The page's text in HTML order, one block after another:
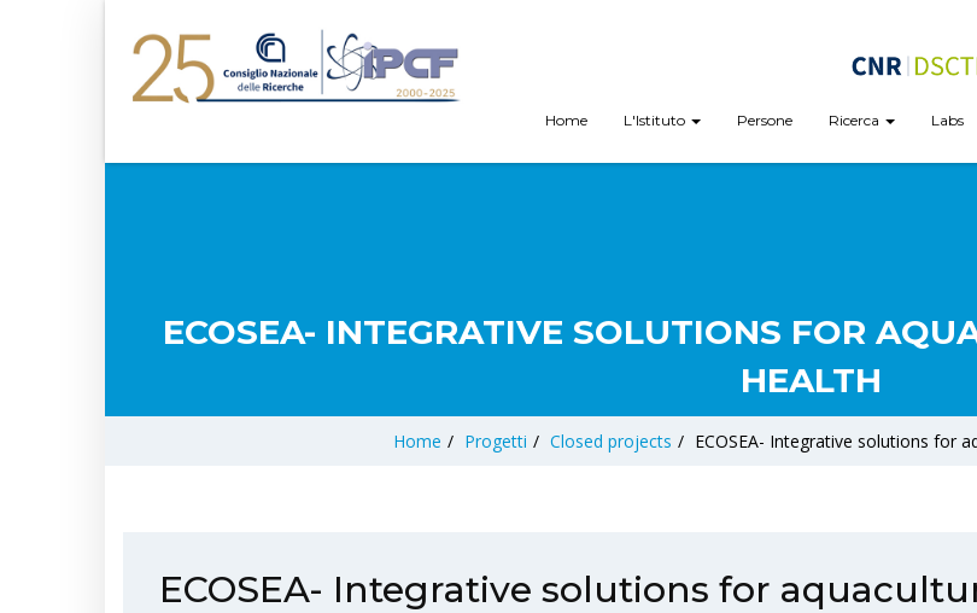
Home L'Istituto Persone Ricerca Labs
ECOSEA- INTEGRATIVE SOLUTIONS FOR
HEALTH
Home / Progetti / Closed projects / ECOSEA- Integrative solutions for
ECOSEA- Integrative solutions for